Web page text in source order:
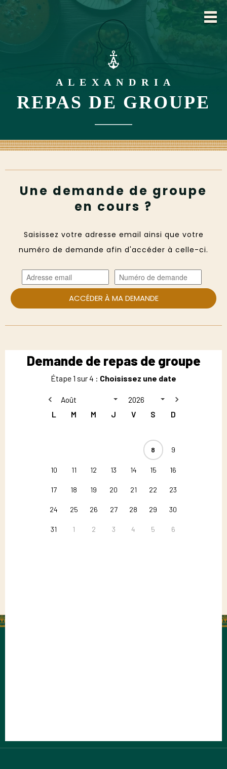
A L E X A N D R I A
REPAS DE GROUPE
Une demande de groupe
en cours ?
Saisissez votre adresse email ainsi que votre
numéro de demande afin d'accéder à celle-ci.
ACCÉDER À MA DEMANDE